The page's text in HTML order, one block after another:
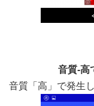
音質-高
音質「高」で発生